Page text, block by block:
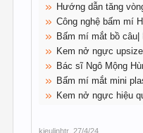
Hướng dẫn tăng
Công nghệ bấm mí
Bấm mí mắt bồ câu|
Kem nở ngực
Bác sĩ Ngô Mộng
Bấm mí mắt mini
Kem nở ngực hiệu
kieulinhtr 27/4/24